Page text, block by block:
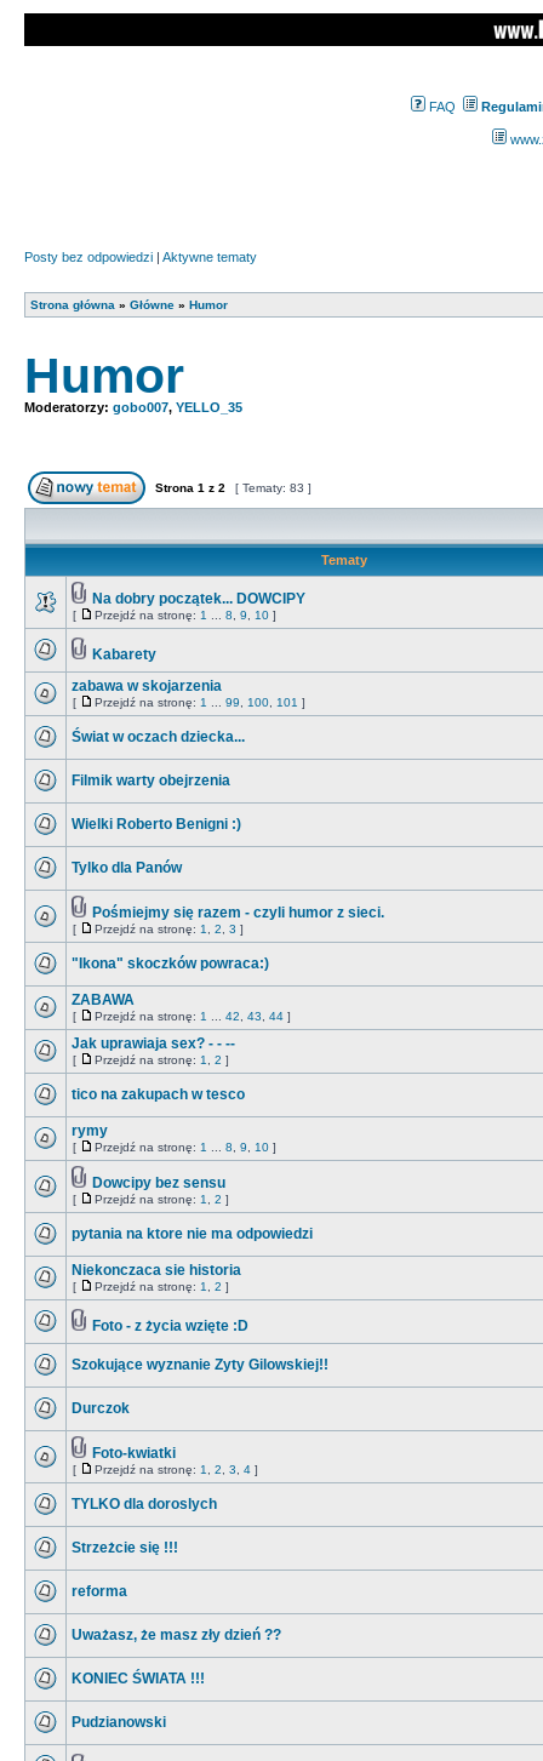
FAQ
Posty bez odpowiedzi | Aktywne tematy
Strona główna » Główne » Humor
Humor
Moderatorzy: gobo007, YELLO_35
Strona 1 z 2 [ Tematy: 83 ]
Tematy
Na dobry początek... DOWCIPY
[ Przejdź na stronę: 1 8 9 10 ]
Kabarety
zabawa w skojarzenia
[ Przejdź na stronę: 1 99 100 101 ]
Świat w oczach dziecka...
Filmik warty obejrzenia
Wielki Roberto Benigni :)
Tylko dla Panów
Pośmiejmy się razem - czyli humor z sieci.
[ Przejdź na stronę: 1 2 3 ]
"Ikona" skoczków powraca:)
ZABAWA
[ Przejdź na stronę: 1 42 43 44 ]
Jak uprawiaja sex? - - --
[ Przejdź na stronę: 1 2 ]
tico na zakupach w tesco
rymy
[ Przejdź na stronę: 1 8 9 10 ]
Dowcipy bez sensu
[ Przejdź na stronę: 1 2 ]
pytania na ktore nie ma odpowiedzi
Niekonczaca sie historia
[ Przejdź na stronę: 1 2 ]
Foto - z życia wzięte :D
Szokujące wyznanie Zyty Gilowskiej!!
Durczok
Foto-kwiatki
[ Przejdź na stronę: 1 2 3 4 ]
TYLKO dla doroslych
Strzeżcie się !!!
reforma
Uważasz, że masz zły dzień ??
KONIEC ŚWIATA !!!
Pudzianowski